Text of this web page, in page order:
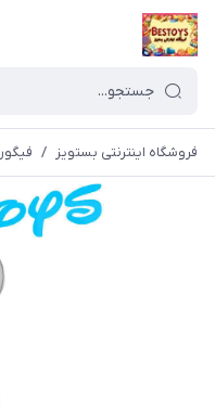
فروشگاه اینترنتی بستویز / فیگور